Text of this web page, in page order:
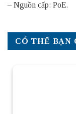
– Nguồn cấp: PoE.
CÓ THỂ BẠN